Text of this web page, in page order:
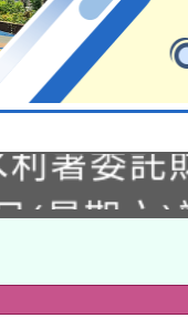
函釋公
請許可
署委託
理「
(星期六